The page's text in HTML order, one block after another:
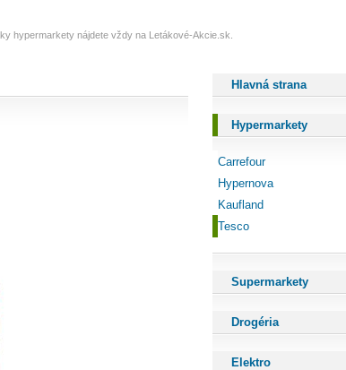
hypermarkety nájdete vždy na Letákové-Akcie.sk.
Hlavná strana
Hypermarkety
Carrefour
Hypernova
Kaufland
Tesco
Supermarkety
Drogéria
Elektro